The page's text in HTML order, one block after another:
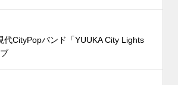
代CityPopバンド「YUUKA City Lights